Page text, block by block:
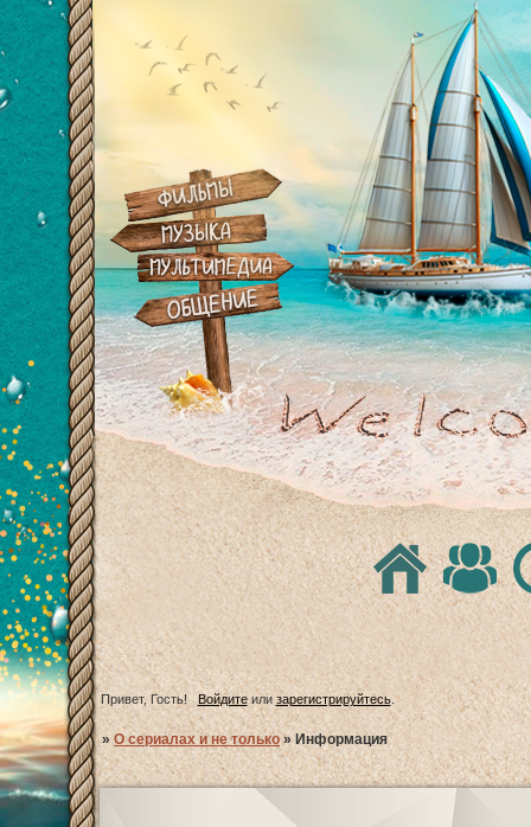
Привет, Гость! Войдитеилизарегистрируйтесь.
»О сериалах и не только »Информация